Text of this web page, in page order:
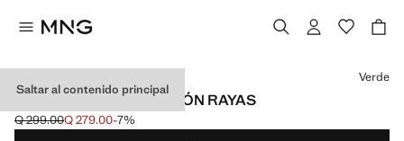
Saltar al contenido principal
PIJAMA CORTO ALGODÓN RAYAS
Precio inicial tachado [Q 299.00 ]
Q 299.00
Precio actual [Q 279.00 ]
Q 279.00-7%
Selecciona un color
Verde